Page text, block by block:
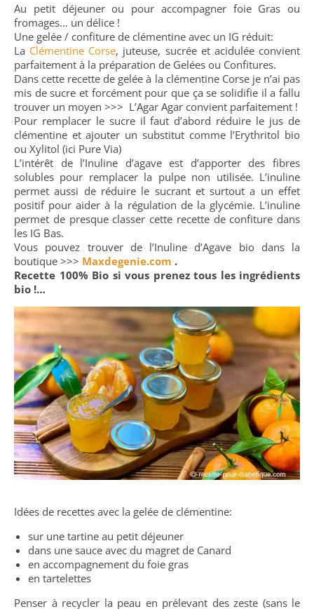
Au petit déjeuner ou pour accompagner foie Gras ou
fromages… un délice !
Une gelée / confiture de clémentine avec un IG réduit:
La Clémentine Corse, juteuse, sucrée et acidulée convient
parfaitement à la préparation de Gelées ou Confitures.
Dans cette recette de gelée à la clémentine Corse je n’ai pas
mis de sucre et forcément pour que ça se solidifie il a fallu
trouver un moyen >>> L’Agar Agar convient parfaitement !
Pour remplacer le sucre il faut d’abord réduire le jus de
clémentine et ajouter un substitut comme l’Erythritol bio
ou Xylitol (ici Pure Via)
L’intérêt de l’Inuline d’agave est d’apporter des fibres
solubles pour remplacer la pulpe non utilisée. L’inuline
permet aussi de réduire le sucrant et surtout a un effet
positif pour aider à la régulation de la glycémie. L’inuline
permet de presque classer cette recette de confiture dans
les IG Bas.
Vous pouvez trouver de l’Inuline d’Agave bio dans la
boutique >>> Maxdegenie.com .
Recette 100% Bio si vous prenez tous les ingrédients
bio !…
Idées de recettes avec la gelée de clémentine:
sur une tartine au petit déjeuner
dans une sauce avec du magret de Canard
en accompagnement du foie gras
en tartelettes
Penser à recycler la peau en prélevant des zeste (sans le